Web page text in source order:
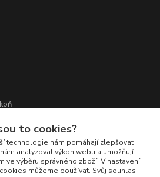
to cookies?
technologie nám pomáhají zlepšovat
analyzovat výkon webu a umožňují
ve výběru správného zboží. V nastavení
můžeme používat. Svůj souhlas